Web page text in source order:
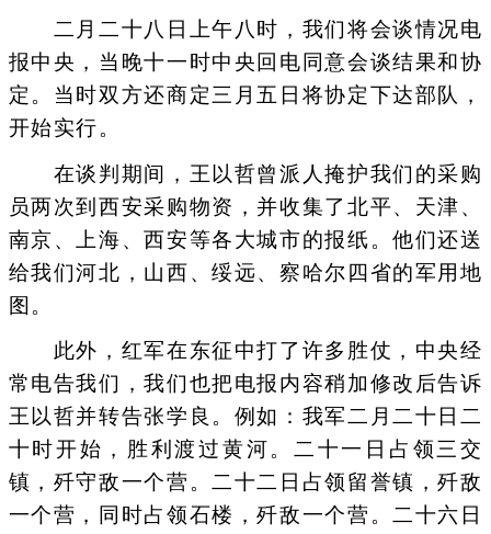
二月二十八日上午八时，我们将会谈情况电
报中央，当晚十一时中央回电同意会谈结果和协
定。当时双方还商定三月五日将协定下达部队，
开始实行。
在谈判期间，王以哲曾派人掩护我们的采购
员两次到西安采购物资，并收集了北平、天津、
南京、上海、西安等各大城市的报纸。他们还送
给我们河北，山西、绥远、察哈尔四省的军用地
图。
此外，红军在东征中打了许多胜仗，中央经
常电告我们，我们也把电报内容稍加修改后告诉
王以哲并转告张学良。例如：我军二月二十日二
十时开始，胜利渡过黄河。二十一日占领三交
镇，歼守敌一个营。二十二日占领留誉镇，歼敌
一个营，同时占领石楼，歼敌一个营。二十六日